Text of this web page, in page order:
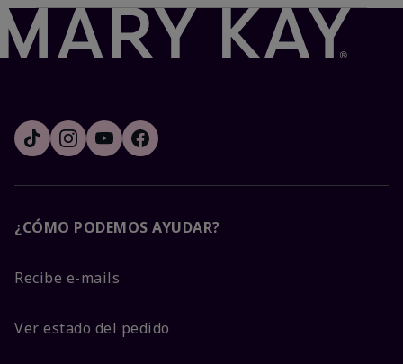
¿CÓMO PODEMOS AYUDAR?
Recibe e-mails
Ver estado del pedido